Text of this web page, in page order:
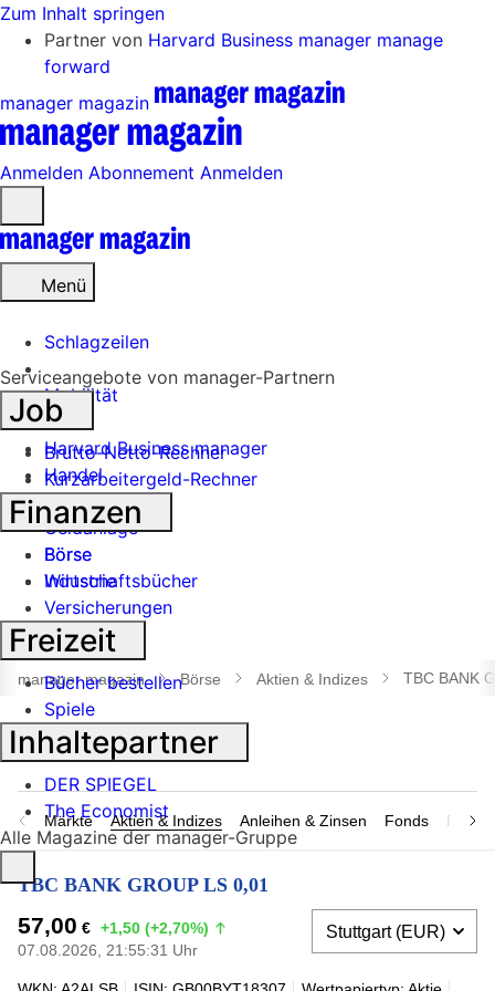
Zum Inhalt springen
Partner von Harvard Business manager manage
forward
manager magazin
Anmelden Abonnement Anmelden
öffnen
Menü
Schlagzeilen
Mobilität
Tech
Harvard Business manager
Handel
Banken
Geldanlage
Börse
Industrie
Suche
öffnen
manager magazin Börse Aktien & Indizes TBC BANK
Märkte Aktien & Indizes Anleihen & Zinsen Fonds
TBC BANK GROUP LS 0,01
57,00 € +1,50 (+2,70%)
07.08.2026, 21:55:31 Uhr
Serviceangebote von manager-Partnern
Job
Brutto-Netto-Rechner
Kurzarbeitergeld-Rechner
Finanzen
Börse
Wirtschaftsbücher
Versicherungen
Freizeit
Bücher bestellen
Spiele
Inhaltepartner
DER SPIEGEL
The Economist
Alle Magazine der manager-Gruppe